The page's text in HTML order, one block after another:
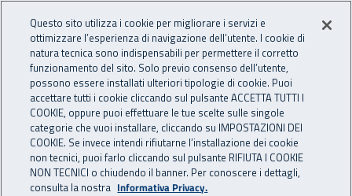
INAIL - Istituto Nazionale
Apri cerca
Navigazione principale
Navigazione - Ti trovi in:
Home Inail comunica Eventi
11 giugno 2016
Questo sito utilizza i cookie per migliorare i servizi e
ottimizzare l’esperienza di navigazione dell’utente. I cookie di
natura tecnica sono indispensabili per permettere il corretto
funzionamento del sito. Solo previo consenso dell’utente,
possono essere installati ulteriori tipologie di cookie. Puoi
accettare tutti i cookie cliccando sul pulsante ACCETTA TUTTI I
COOKIE, oppure puoi effettuare le tue scelte sulle singole
categorie che vuoi installare, cliccando su IMPOSTAZIONI DEI
COOKIE. Se invece intendi rifiutarne l’installazione dei cookie
non tecnici, puoi farlo cliccando sul pulsante RIFIUTA I COOKIE
NON TECNICI o chiudendo il banner. Per conoscere i dettagli,
consulta la nostra Informativa Privacy.